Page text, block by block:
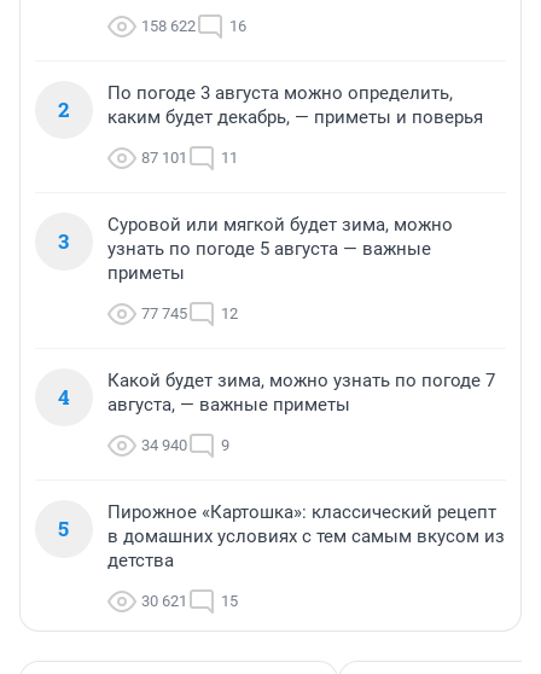
158 622 16
2
По погоде 3 августа можно определить,
каким будет декабрь, — приметы и поверья
87 101 11
3
Суровой или мягкой будет зима, можно
узнать по погоде 5 августа — важные
приметы
77 745 12
4
Какой будет зима, можно узнать по погоде 7
августа, — важные приметы
34 940 9
5
Пирожное «Картошка»: классический рецепт
в домашних условиях с тем самым вкусом из
детства
30 621 15